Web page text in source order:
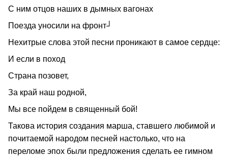
С ним отцов наших в дымных вагонах
Поезда уносили на фронт┘
Нехитрые слова этой песни проникают в самое сердце:
И если в поход
Страна позовет,
За край наш родной,
Мы все пойдем в священный бой!
Такова история создания марша, ставшего любимой и
почитаемой народом песней настолько, что на
переломе эпох были предложения сделать ее гимном